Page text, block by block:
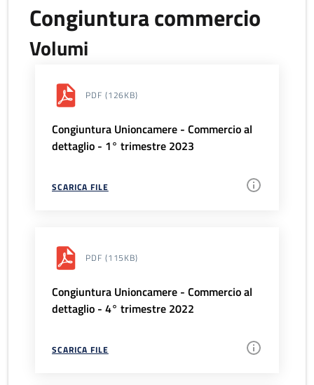
Congiuntura commercio
Volumi
PDF (126KB)
Congiuntura Unioncamere - Commercio al
dettaglio - 1° trimestre 2023
SCARICA FILE
PDF (115KB)
Congiuntura Unioncamere - Commercio al
dettaglio - 4° trimestre 2022
SCARICA FILE